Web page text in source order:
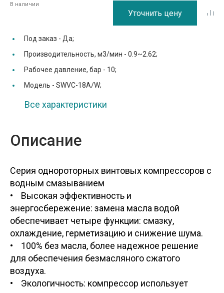
В наличии
Уточнить цену
Под заказ - Да;
Производительность, м3/мин - 0.9~2.62;
Рабочее давление, бар - 10;
Модель - SWVC-18A/W;
Все характеристики
Описание
Серия однороторных винтовых компрессоров с
водным смазыванием
• Высокая эффективность и
энергосбережение: замена масла водой
обеспечивает четыре функции: смазку,
охлаждение, герметизацию и снижение шума.
• 100% без масла, более надежное решение
для обеспечения безмасляного сжатого
воздуха.
• Экологичность: компрессор использует